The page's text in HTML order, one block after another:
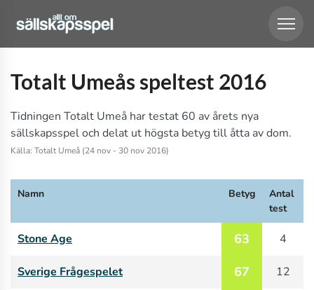
Totalt Umeås speltest 2016
Tidningen Totalt Umeå har testat 60 av årets nya
sällskapsspel och delat ut högsta betyg till åtta av dom.
Källa: Totalt Umeå (24 nov - 30 nov 2016)
Namn Betyg
Antal
test
Stone Age 63 4
Sverige Frågespelet 67 12